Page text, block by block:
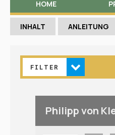
HOME
INHALT ANLEITUNG